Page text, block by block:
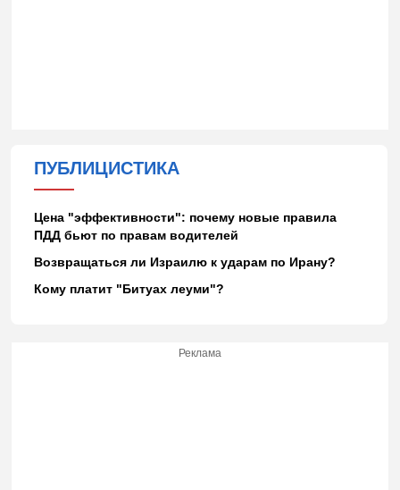
ПУБЛИЦИСТИКА
Цена "эффективности": почему новые правила
ПДД бьют по правам водителей
Возвращаться ли Израилю к ударам по Ирану?
Кому платит "Битуах леуми"?
Реклама